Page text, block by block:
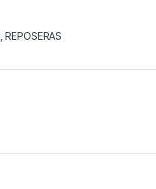
,REPOSERAS